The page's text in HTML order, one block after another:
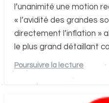
l’unanimité une motion
« l’avidité des grandes
directement l’inflation »
le plus grand détaillant
Poursuivre la lecture